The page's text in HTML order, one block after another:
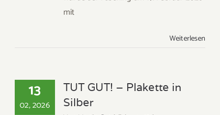
Show
Stimmung
mit
Weiterlesen
13
02, 2026
TUT GUT! – Plakette in
Silber